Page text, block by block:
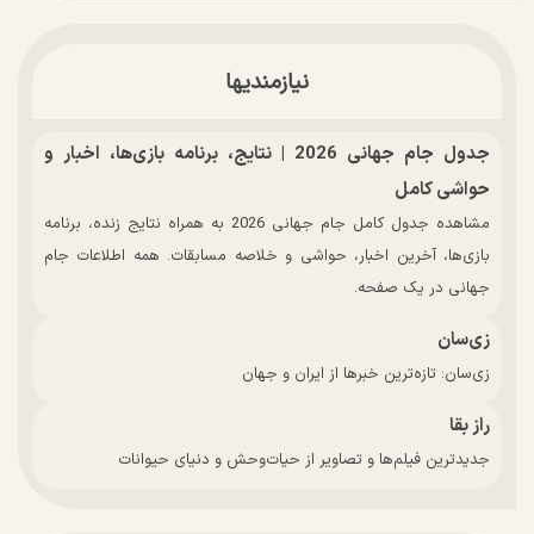
نیازمندیها
جدول جام جهانی 2026 | نتایج، برنامه بازی‌ها، اخبار و
حواشی کامل
مشاهده جدول کامل جام جهانی 2026 به همراه نتایج زنده، برنامه
بازی‌ها، آخرین اخبار، حواشی و خلاصه مسابقات. همه اطلاعات جام
جهانی در یک صفحه.
زی‌سان
زی‌سان: تازه‌ترین خبرها از ایران و جهان
راز بقا
جدیدترین فیلم‌ها و تصاویر از حیات‌وحش و دنیای حیوانات